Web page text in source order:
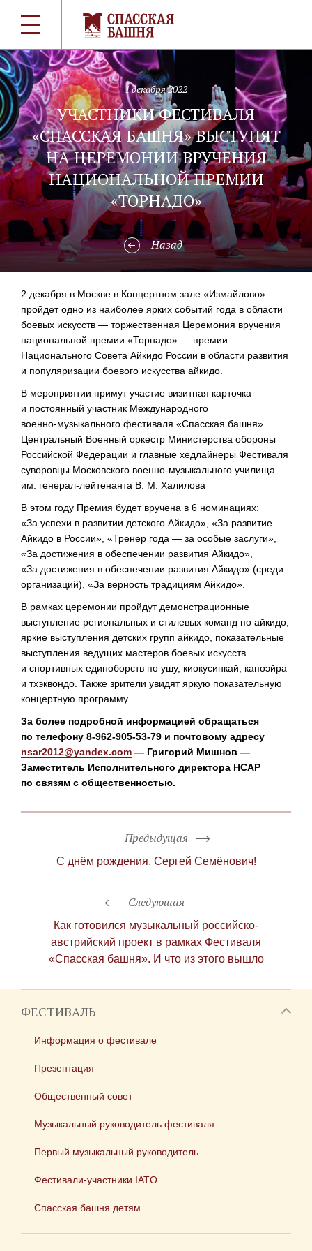
1 декабря 2022
УЧАСТНИКИ ФЕСТИВАЛЯ
«СПАССКАЯ БАШНЯ» ВЫСТУПЯТ
НА ЦЕРЕМОНИИ ВРУЧЕНИЯ
НАЦИОНАЛЬНОЙ ПРЕМИИ
«ТОРНАДО»
Назад
2 декабря в Москве в Концертном зале «Измайлово»
пройдет одно из наиболее ярких событий года в области
боевых искусств — торжественная Церемония вручения
национальной премии «Торнадо» — премии
Национального Совета Айкидо России в области развития
и популяризации боевого искусства айкидо.
В мероприятии примут участие визитная карточка
и постоянный участник Международного
военно-музыкального фестиваля «Спасская башня»
Центральный Военный оркестр Министерства обороны
Российской Федерации и главные хедлайнеры Фестиваля
суворовцы Московского военно-музыкального училища
им. генерал-лейтенанта В. М. Халилова
В этом году Премия будет вручена в 6 номинациях:
«За успехи в развитии детского Айкидо», «За развитие
Айкидо в России», «Тренер года — за особые заслуги»,
«За достижения в обеспечении развития Айкидо»,
«За достижения в обеспечении развития Айкидо» (среди
организаций), «За верность традициям Айкидо».
В рамках церемонии пройдут демонстрационные
выступление региональных и стилевых команд по айкидо,
яркие выступления детских групп айкидо, показательные
выступления ведущих мастеров боевых искусств
и спортивных единоборств по ушу, киокусинкай, капоэйра
и тхэквондо. Также зрители увидят яркую показательную
концертную программу.
За более подробной информацией обращаться
по телефону 8-962-905-53-79 и почтовому адресу
nsar2012@yandex.com — Григорий Мишнов —
Заместитель Исполнительного директора НСАР
по связям с общественностью.
Следующая
Как готовился музыкальный российско-
австрийский проект в рамках Фестиваля
«Спасская башня». И что из этого вышло
Предыдущая
С днём рождения, Сергей Семёнович!
ФЕСТИВАЛЬ
Информация о фестивале
Презентация
Общественный совет
Музыкальный руководитель фестиваля
Первый музыкальный руководитель
Фестивали-участники IATO
Спасская башня детям